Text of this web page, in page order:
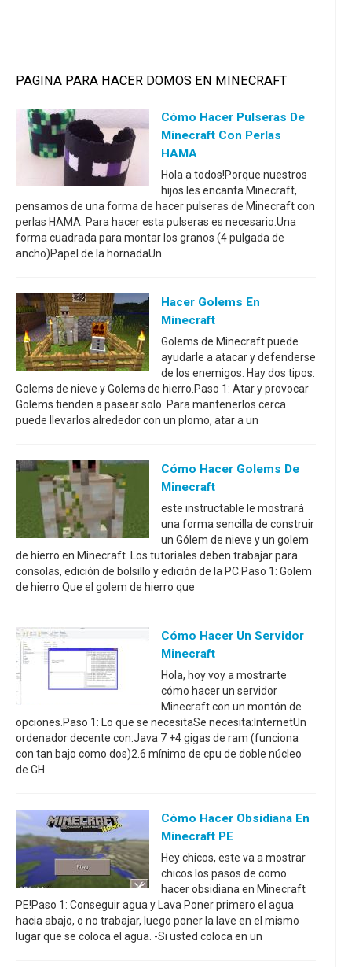
PAGINA PARA HACER DOMOS EN MINECRAFT
Cómo Hacer Pulseras De
Minecraft Con Perlas
HAMA
Hola a todos!Porque nuestros
hijos les encanta Minecraft,
pensamos de una forma de hacer pulseras de Minecraft con
perlas HAMA. Para hacer esta pulseras es necesario:Una
forma cuadrada para montar los granos (4 pulgada de
ancho)Papel de la hornadaUn
Hacer Golems En
Minecraft
Golems de Minecraft puede
ayudarle a atacar y defenderse
de los enemigos. Hay dos tipos:
Golems de nieve y Golems de hierro.Paso 1: Atar y provocar
Golems tienden a pasear solo. Para mantenerlos cerca
puede llevarlos alrededor con un plomo, atar a un
Cómo Hacer Golems De
Minecraft
este instructable le mostrará
una forma sencilla de construir
un Gólem de nieve y un golem
de hierro en Minecraft. Los tutoriales deben trabajar para
consolas, edición de bolsillo y edición de la PC.Paso 1: Golem
de hierro Que el golem de hierro que
Cómo Hacer Un Servidor
Minecraft
Hola, hoy voy a mostrarte
cómo hacer un servidor
Minecraft con un montón de
opciones.Paso 1: Lo que se necesitaSe necesita:InternetUn
ordenador decente con:Java 7 +4 gigas de ram (funciona
con tan bajo como dos)2.6 mínimo de cpu de doble núcleo
de GH
Cómo Hacer Obsidiana En
Minecraft PE
Hey chicos, este va a mostrar
chicos los pasos de como
hacer obsidiana en Minecraft
PE!Paso 1: Conseguir agua y Lava Poner primero el agua
hacia abajo, o no trabajar, luego poner la lave en el mismo
lugar que se coloca el agua. -Si usted coloca en un